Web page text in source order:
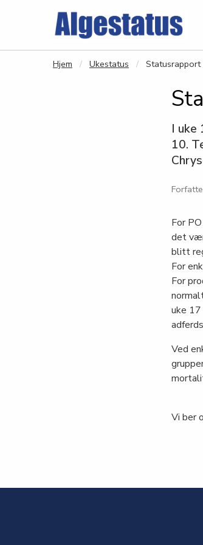
Hjem Ukestatus Statusrapport
I uke
10.
For
det
blitt
For
For
uke
Ved
Vi ber